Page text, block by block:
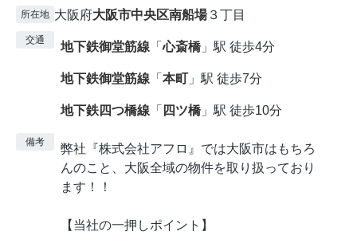
所在地 大阪府大阪市中央区南船場３丁目
交通 地下鉄御堂筋線 「心斎橋」駅 徒歩4分
地下鉄御堂筋線 「 本町 」駅 徒歩7分
地下鉄四つ橋線 「 四ツ橋」駅 徒歩10分
備考
弊社『株式会社アフロ』では大阪市はもちろ
んのこと、大阪全域の物件を取り扱っており
ます！！
【当社の一押しポイント】